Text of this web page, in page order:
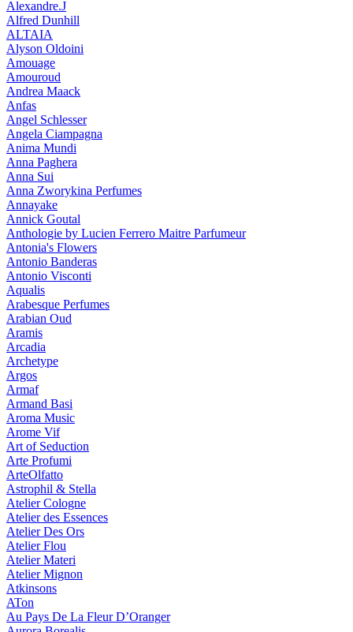
Alexandre.J
Alfred Dunhill
ALTAIA
Alyson Oldoini
Amouage
Amouroud
Andrea Maack
Anfas
Angel Schlesser
Angela Ciampagna
Anima Mundi
Anna Paghera
Anna Sui
Anna Zworykina Perfumes
Annayake
Annick Goutal
Anthologie by Lucien Ferrero Maitre Parfumeur
Antonia's Flowers
Antonio Banderas
Antonio Visconti
Aqualis
Arabesque Perfumes
Arabian Oud
Aramis
Arcadia
Archetype
Argos
Armaf
Armand Basi
Aroma Music
Arome Vif
Art of Seduction
Arte Profumi
ArteOlfatto
Astrophil & Stella
Atelier Cologne
Atelier des Essences
Atelier Des Ors
Atelier Flou
Atelier Materi
Atelier Mignon
Atkinsons
ATon
Au Pays De La Fleur D’Oranger